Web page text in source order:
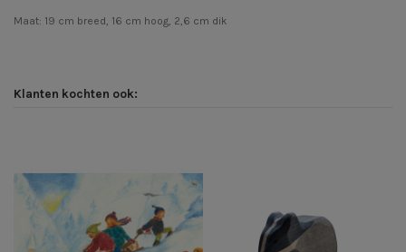
Maat: 19 cm breed, 16 cm hoog, 2,6 cm dik
Klanten kochten ook: